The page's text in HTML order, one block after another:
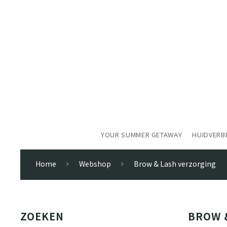
YOUR SUMMER GETAWAY
Home Webshop Brow & Lash verzorging
ZOEKEN BROW